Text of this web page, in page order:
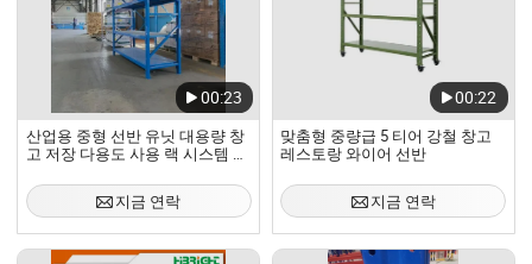
00:23
산업용 중형 선반 유닛 대용량 창
고 저장 다용도 사용 랙 시스템 와
지금 연락
00:22
맞춤형 중량급 5 티어 강철 창고
레스토랑 와이어 선반
지금 연락